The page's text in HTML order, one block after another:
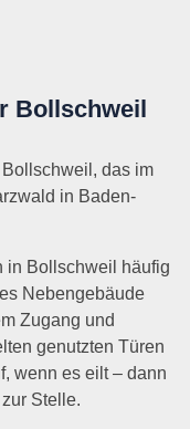
Bollschweil
das im
in Baden-
in Bollschweil häufig
Nebengebäude
Zugang und
genutzten Türen
wenn es eilt – dann
Stelle.